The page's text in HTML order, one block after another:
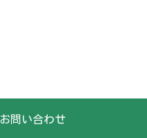
お問い合わせ